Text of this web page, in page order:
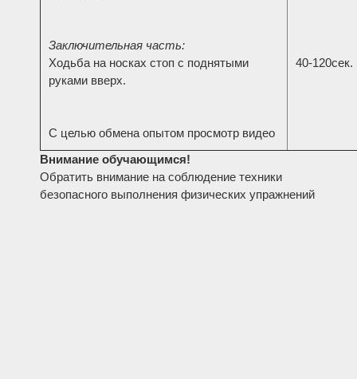
Заключительная часть:
Ходьба на носках стоп с поднятыми
руками вверх.
С целью обмена опытом просмотр видео
40-120сек.
Внимание обучающимся!
Обратить внимание на соблюдение техники
безопасного выполнения физических упражнений